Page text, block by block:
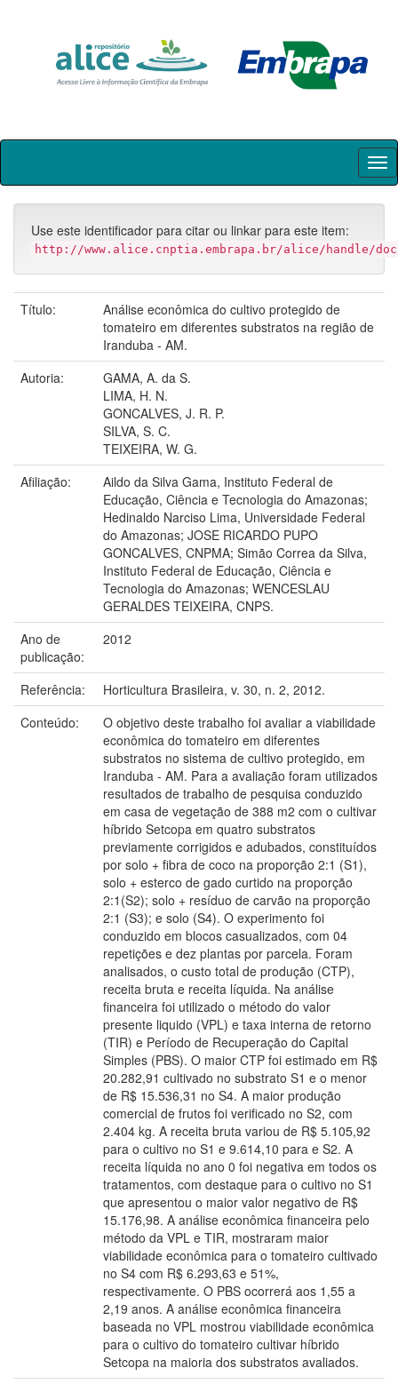
Skip
Use este identificador para citar ou linkar para este item:
http://www.alice.cnptia.embrapa.br/alice/handle/
Título:
Análise econômica do cultivo protegido de
tomateiro em diferentes substratos na região de
Iranduba - AM.
Autoria:
GAMA, A. da S.
LIMA, H. N.
GONCALVES, J. R. P.
SILVA, S. C.
TEIXEIRA, W. G.
Afiliação:
Aildo da Silva Gama, Instituto Federal de
Educação, Ciência e Tecnologia do Amazonas;
Hedinaldo Narciso Lima, Universidade Federal
do Amazonas; JOSE RICARDO PUPO
GONCALVES, CNPMA; Simão Correa da Silva,
Instituto Federal de Educação, Ciência e
Tecnologia do Amazonas; WENCESLAU
GERALDES TEIXEIRA, CNPS.
Ano de
publicação:
2012
Referência:
Horticultura Brasileira, v. 30, n. 2, 2012.
Conteúdo:
O objetivo deste trabalho foi avaliar a viabilidade
econômica do tomateiro em diferentes
substratos no sistema de cultivo protegido, em
Iranduba - AM. Para a avaliação foram utilizados
resultados de trabalho de pesquisa conduzido
em casa de vegetação de 388 m2 com o cultivar
híbrido Setcopa em quatro substratos
previamente corrigidos e adubados, constituídos
por solo + fibra de coco na proporção 2:1 (S1),
solo + esterco de gado curtido na proporção
2:1(S2); solo + resíduo de carvão na proporção
2:1 (S3); e solo (S4). O experimento foi
conduzido em blocos casualizados, com 04
repetições e dez plantas por parcela. Foram
analisados, o custo total de produção (CTP),
receita bruta e receita líquida. Na análise
financeira foi utilizado o método do valor
presente liquido (VPL) e taxa interna de retorno
(TIR) e Período de Recuperação do Capital
Simples (PBS). O maior CTP foi estimado em R$
20.282,91 cultivado no substrato S1 e o menor
de R$ 15.536,31 no S4. A maior produção
comercial de frutos foi verificado no S2, com
2.404 kg. A receita bruta variou de R$ 5.105,92
para o cultivo no S1 e 9.614,10 para e S2. A
receita líquida no ano 0 foi negativa em todos os
tratamentos, com destaque para o cultivo no S1
que apresentou o maior valor negativo de R$
15.176,98. A análise econômica financeira pelo
método da VPL e TIR, mostraram maior
viabilidade econômica para o tomateiro cultivado
no S4 com R$ 6.293,63 e 51%,
respectivamente. O PBS ocorrerá aos 1,55 a
2,19 anos. A análise econômica financeira
baseada no VPL mostrou viabilidade econômica
para o cultivo do tomateiro cultivar híbrido
Setcopa na maioria dos substratos avaliados.